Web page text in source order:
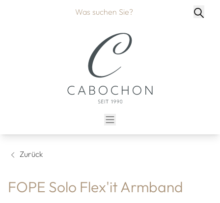
Zurück
FOPE Solo Flex'it Armband